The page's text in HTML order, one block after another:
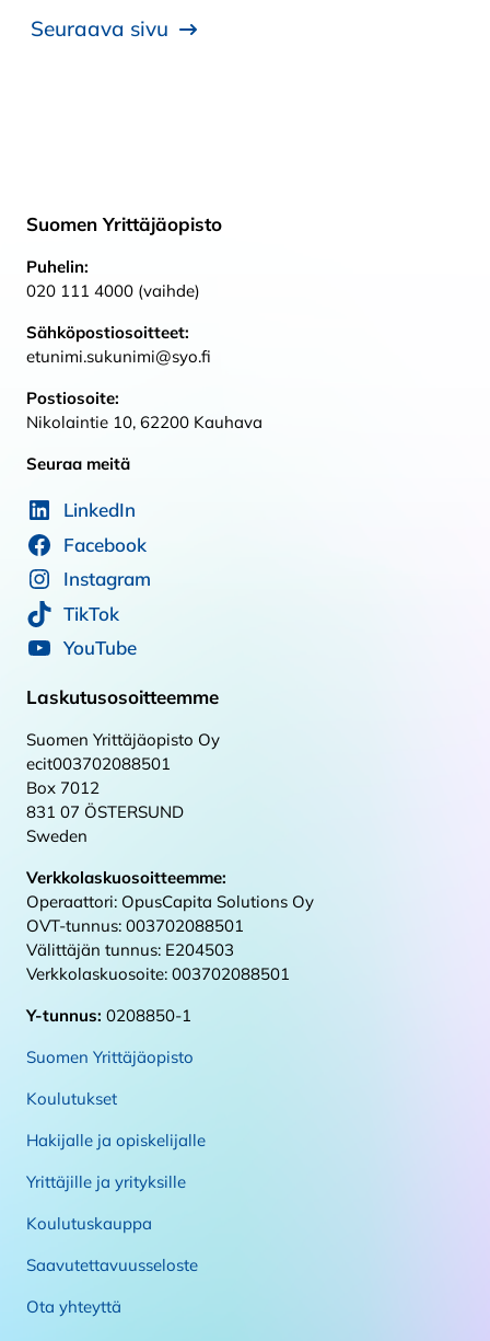
Seuraava sivu
Suomen Yrittäjäopisto
Puhelin:
020 111 4000 (vaihde)
Sähköpostiosoitteet:
etunimi.sukunimi@syo.fi
Postiosoite:
Nikolaintie 10, 62200 Kauhava
Seuraa meitä
LinkedIn
Facebook
Instagram
TikTok
YouTube
Laskutusosoitteemme
Suomen Yrittäjäopisto Oy
ecit003702088501
Box 7012
831 07 ÖSTERSUND
Sweden
Verkkolaskuosoitteemme:
Operaattori: OpusCapita Solutions Oy
OVT-tunnus: 003702088501
Välittäjän tunnus: E204503
Verkkolaskuosoite: 003702088501
Y-tunnus: 0208850-1
Suomen Yrittäjäopisto
Koulutukset
Hakijalle ja opiskelijalle
Yrittäjille ja yrityksille
Koulutuskauppa
Saavutettavuusseloste
Ota yhteyttä